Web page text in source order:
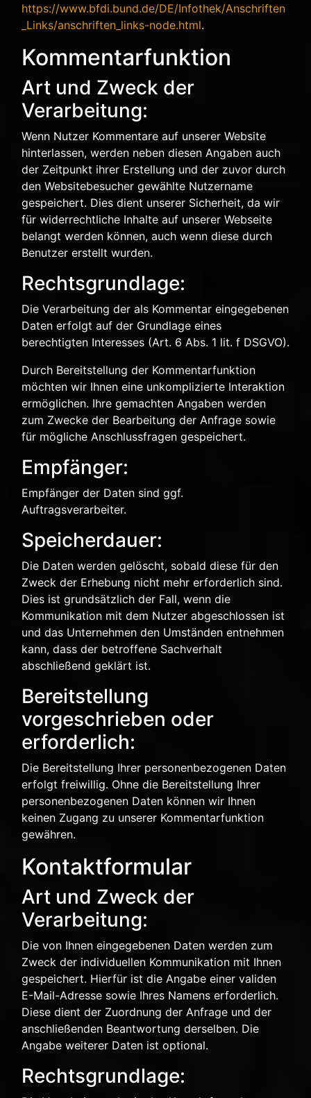
https://www.bfdi.bund.de/DE/Infothek/Anschriften
_Links/anschriften_links-node.html.
Kommentarfunktion
Art und Zweck der
Verarbeitung:
Wenn Nutzer Kommentare auf unserer Website
hinterlassen, werden neben diesen Angaben auch
der Zeitpunkt ihrer Erstellung und der zuvor durch
den Websitebesucher gewählte Nutzername
gespeichert. Dies dient unserer Sicherheit, da wir
für widerrechtliche Inhalte auf unserer Webseite
belangt werden können, auch wenn diese durch
Benutzer erstellt wurden.
Rechtsgrundlage:
Die Verarbeitung der als Kommentar eingegebenen
Daten erfolgt auf der Grundlage eines
berechtigten Interesses (Art. 6 Abs. 1 lit. f DSGVO).
Durch Bereitstellung der Kommentarfunktion
möchten wir Ihnen eine unkomplizierte Interaktion
ermöglichen. Ihre gemachten Angaben werden
zum Zwecke der Bearbeitung der Anfrage sowie
für mögliche Anschlussfragen gespeichert.
Empfänger:
Empfänger der Daten sind ggf.
Auftragsverarbeiter.
Speicherdauer:
Die Daten werden gelöscht, sobald diese für den
Zweck der Erhebung nicht mehr erforderlich sind.
Dies ist grundsätzlich der Fall, wenn die
Kommunikation mit dem Nutzer abgeschlossen ist
und das Unternehmen den Umständen entnehmen
kann, dass der betroffene Sachverhalt
abschließend geklärt ist.
Bereitstellung
vorgeschrieben oder
erforderlich:
Die Bereitstellung Ihrer personenbezogenen Daten
erfolgt freiwillig. Ohne die Bereitstellung Ihrer
personenbezogenen Daten können wir Ihnen
keinen Zugang zu unserer Kommentarfunktion
gewähren.
Kontaktformular
Art und Zweck der
Verarbeitung:
Die von Ihnen eingegebenen Daten werden zum
Zweck der individuellen Kommunikation mit Ihnen
gespeichert. Hierfür ist die Angabe einer validen
E-Mail-Adresse sowie Ihres Namens erforderlich.
Diese dient der Zuordnung der Anfrage und der
anschließenden Beantwortung derselben. Die
Angabe weiterer Daten ist optional.
Rechtsgrundlage: